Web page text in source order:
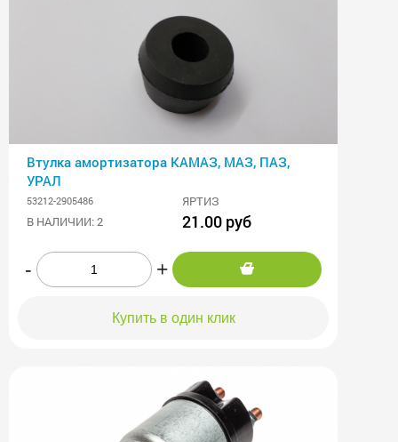
Втулка амортизатора КАМАЗ, МАЗ, ПАЗ,
УРАЛ
53212-2905486
ЯРТИЗ
В НАЛИЧИИ: 2
21.00 руб
- +
Купить в один клик